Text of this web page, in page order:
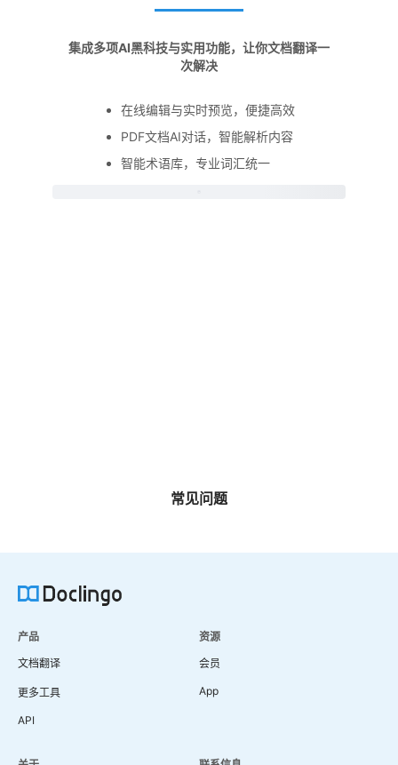
集成多项AI黑科技与实用功能，让你文档翻译一
次解决
在线编辑与实时预览，便捷高效
PDF文档AI对话，智能解析内容
智能术语库，专业词汇统一
常见问题
产品
文档翻译
更多工具
API
资源
会员
App